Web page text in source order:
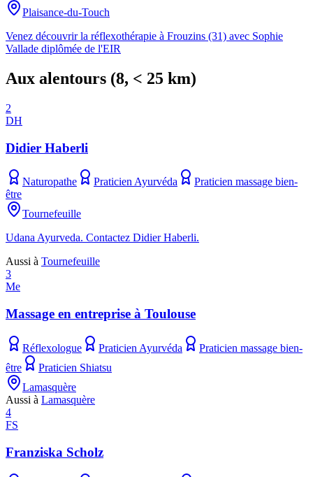
Plaisance-du-Touch
Venez découvrir la réflexothérapie à Frouzins (31) avec Sophie
Vallade diplômée de l'EIR
Aux alentours (8, < 25 km)
2
DH
Didier Haberli
Naturopathe Praticien Ayurvéda
Praticien massage bien-
être
Tournefeuille
Udana Ayurveda. Contactez Didier Haberli.
Aussi à Tournefeuille
3
Me
Massage en entreprise à Toulouse
Réflexologue Praticien Ayurvéda
Praticien massage bien-
être
Praticien Shiatsu
Lamasquère
Aussi à Lamasquère
4
FS
Franziska Scholz